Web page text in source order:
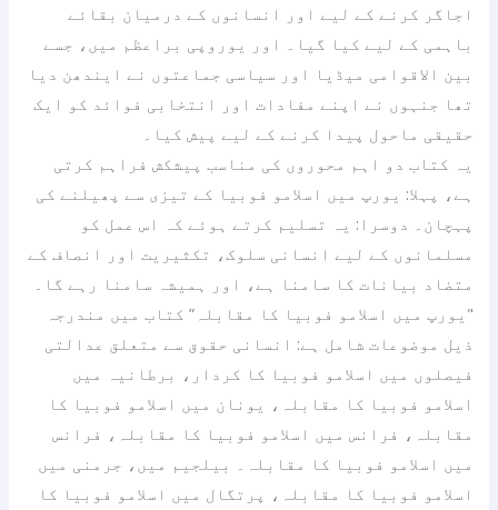
اجاگر کرنے کے لیے اور انسانوں کے درمیان بقائے
باہمی کے لیے کیا گیا۔ اور یوروپی براعظم میں، جسے
بین الاقوامی میڈیا اور سیاسی جماعتوں نے ایندھن دیا
تھا جنہوں نے اپنے مفادات اور انتخابی فوائد کو ایک
حقیقی ماحول پیدا کرنے کے لیے پیش کیا۔
یہ کتاب دو اہم محوروں کی مناسب پیشکش فراہم کرتی
ہے، پہلا: یورپ میں اسلامو فوبیا کے تیزی سے پھیلنے کی
پہچان۔ دوسرا: یہ تسلیم کرتے ہوئے کہ اس عمل کو
مسلمانوں کے لیے انسانی سلوک، تکثیریت اور انصاف کے
متضاد بیانات کا سامنا ہے، اور ہمیشہ سامنا رہے گا۔
"یورپ میں اسلامو فوبیا کا مقابلہ” کتاب میں مندرجہ
ذیل موضوعات شامل ہے: انسانی حقوق سے متعلق عدالتی
فیصلوں میں اسلامو فوبیا کا کردار، برطانیہ میں
اسلامو فوبیا کا مقابلہ، یونان میں اسلامو فوبیا کا
مقابلہ، فرانس میں اسلامو فوبیا کا مقابلہ، فرانس
میں اسلامو فوبیا کا مقابلہ۔ بیلجیم میں، جرمنی میں
اسلامو فوبیا کا مقابلہ، پرتگال میں اسلامو فوبیا کا